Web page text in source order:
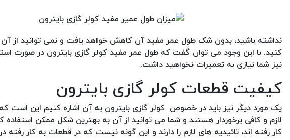
نداشته باشید، بدون شک طول عمر مفید آن کاهش خواهد یافت و نمی توانید از
نیز شما نیازی به تعمیرات نخواهید داشت.
کیفیت قطعات کولر گازی بایترون
یک مورد دیگر نیز باید در خصوص کولر گازی بایترون به آن اشاره کنیم این است
لازم و کافی برخوردار هستند و شما می توانید از آن به بهترین شکل ممکن
کار رفته اند، تائیدیه های لازم را دارند و این گونه نیست که در قطعات به کار